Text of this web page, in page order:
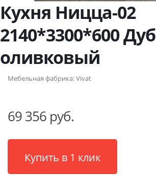
Кухня Ницца-02
2140*3300*600 Дуб
оливковый
Мебельная фабрика:Vivat
69 356 руб.
Купить в 1 клик